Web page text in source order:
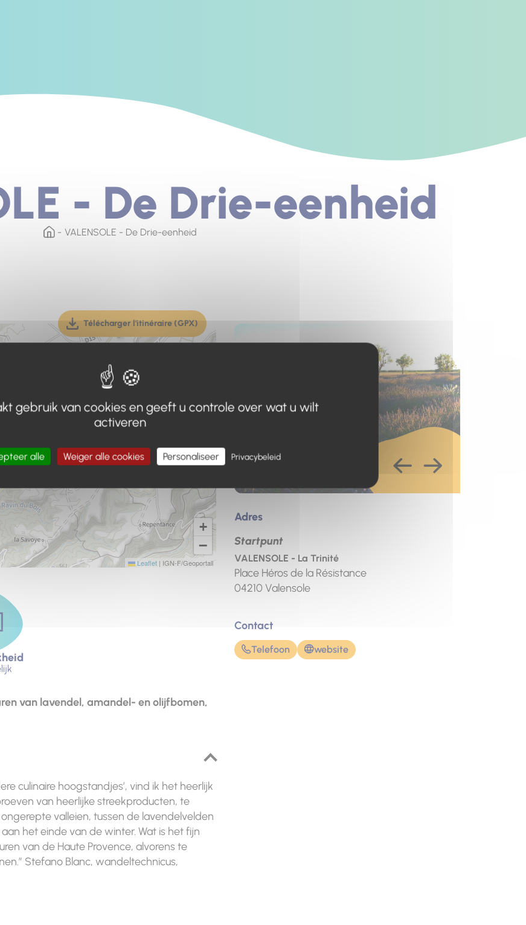
- De Drie-eenheid
VALENSOLE - De Drie-eenheid
+
−
Leaflet | IGN-F/Geoportail
Télécharger l'itinéraire (GPX)
(téléchargement, ouverture dans un nouvel onglet)
van lavendel, amandel- en olijfbomen,
culinaire hoogstandjes’, vind ik het heerlijk
van heerlijke streekproducten, te
valleien, tussen de lavendelvelden
het einde van de winter. Wat is het fijn
van de Haute Provence, alvorens te
Stefano Blanc, wandeltechnicus,
Adres
Startpunt
VALENSOLE - La Trinité
Place Héros de la Résistance
04210 Valensole
Contact
Telefoon website
gebruik van cookies en geeft u controle over wat u wilt
activeren
alle Weiger alle cookies Personaliseer Privacybeleid